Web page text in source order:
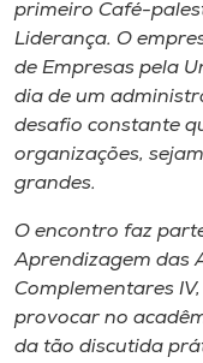
Rádio
Museu
Unoesc
Selecione
primeiro Café-
Liderança. O
de Empresas pela
dia de um
desafio constante
organizações,
grandes.
O encontro faz
Aprendizagem das
Complementares
provocar no
da tão discutida